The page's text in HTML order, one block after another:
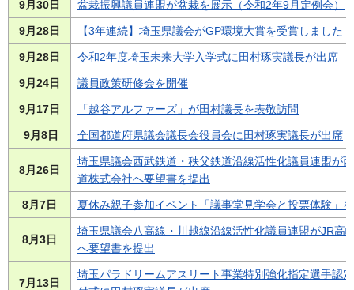
9月30日 盆栽振興議員連盟が盆栽を展示（令和2年9月定例会）
9月28日 【3年連続】埼玉県議会がGP環境大賞を受賞しました！
9月28日 令和2年度埼玉未来大学入学式に田村琢実議長が出席
9月24日 議員政策研修会を開催
9月17日 「越谷アルファーズ」が田村議長を表敬訪問
9月8日 全国都道府県議会議長会役員会に田村琢実議長が出席
8月26日
埼玉県議会西武鉄道・秩父鉄道沿線活性化議員連盟が
道株式会社へ要望書を提出
8月7日 夏休み親子参加イベント「議事堂見学会と投票体験」
8月3日
埼玉県議会八高線・川越線沿線活性化議員連盟がJR高
へ要望書を提出
7月13日
埼玉パラドリームアスリート事業特別強化指定選手認